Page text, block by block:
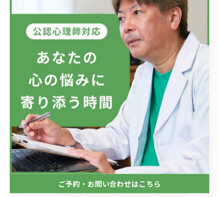
自殺 自殺願望 適応障害
メンタルケア 仕事 会社
ラインによるケア メンタルヘルス対策
メンタルヘルス 愛情 希死念慮
マズロー リモートカウンセリング
コミュニケーション
アスペルガー症候群 SLD ADHD
障害 老年期 エリクソンの発達課題
AC 不全家庭 愛着障害
ご予約・お問い合わせはこちら